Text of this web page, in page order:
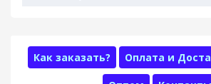
Как заказать? Оплата и